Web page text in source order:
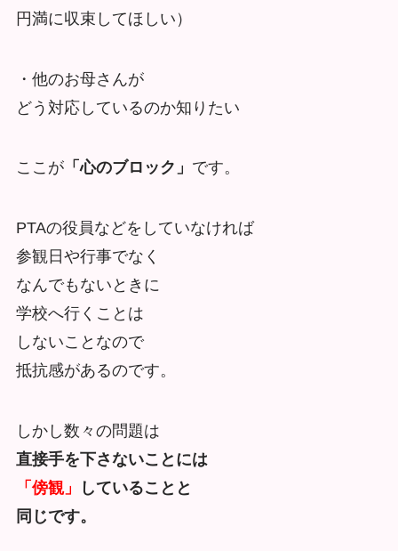
円満に収束してほしい）
・他のお母さんが
どう対応しているのか知りたい
ここが「心のブロック」 です。
PTAの役員などをしていなければ
参観日や行事でなく
なんでもないときに
学校へ行くことは
しないことなので
抵抗感があるのです。
しかし数々の問題は
直接手を下さないことには
「傍観」
していることと
同じです。